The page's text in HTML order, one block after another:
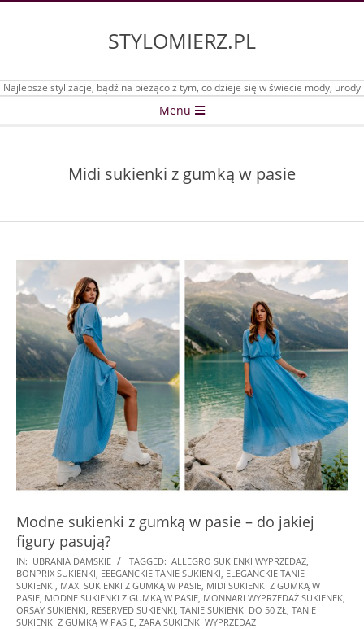
STYLOMIERZ.PL
Najlepsze stylizacje, bądź na bieżąco z tym, co dzieje się w świecie mody, urody
Menu
Midi sukienki z gumką w pasie
Modne sukienki z gumką w pasie – do jakiej
figury pasują?
2025-
08-
20
IN: UBRANIA DAMSKIE TAGGED: ALLEGRO SUKIENKI WYPRZEDAŻ
BONPRIX SUKIENKI EEEGANCKIE TANIE SUKIENKI ELEGANCKIE TANIE
SUKIENKI MAXI SUKIENKI Z GUMKĄ W PASIE MIDI SUKIENKI Z GUMKĄ W
PASIE MODNE SUKIENKI Z GUMKĄ W PASIE MONNARI WYPRZEDAŻ SUKIENEK
ORSAY SUKIENKI RESERVED SUKIENKI TANIE SUKIENKI DO 50 ZŁ TANIE
SUKIENKI Z GUMKĄ W PASIE ZARA SUKIENKI WYPRZEDAŻ